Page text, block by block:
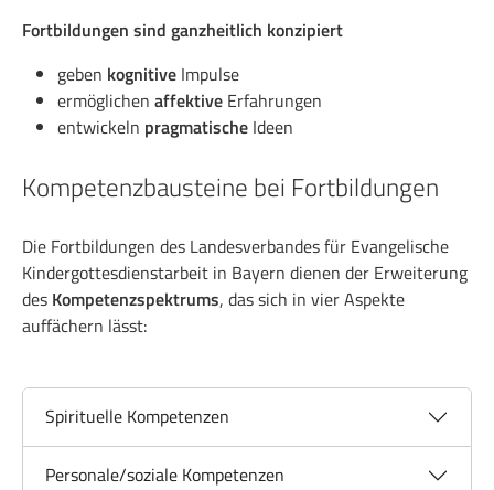
Fortbildungen sind ganzheitlich konzipiert
geben kognitive Impulse
ermöglichen affektive Erfahrungen
entwickeln pragmatische Ideen
Kompetenzbausteine bei Fortbildungen
Die Fortbildungen des Landesverbandes für Evangelische
Kindergottesdienstarbeit in Bayern dienen der Erweiterung
des Kompetenzspektrums, das sich in vier Aspekte
auffächern lässt:
Spirituelle Kompetenzen
Personale/soziale Kompetenzen